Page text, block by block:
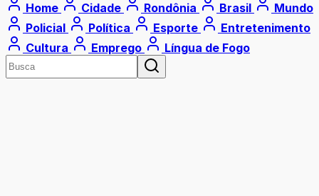
Home Cidade Rondônia Brasil
Mundo
Policial
Política Esporte
Entretenimento
Cultura
Emprego Língua de Fogo